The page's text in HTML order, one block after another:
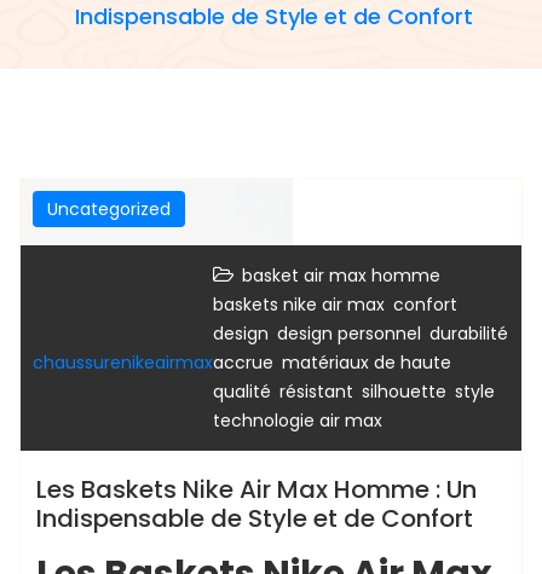
Indispensable de Style et de Confort
Uncategorized
chaussurenikeairmax
basket air max homme
baskets nike air max confort
design design personnel durabilité
accrue matériaux de haute
qualité résistant silhouette style
technologie air max
Les Baskets Nike Air Max Homme : Un
Indispensable de Style et de Confort